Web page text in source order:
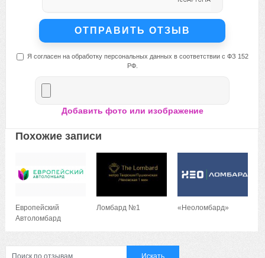
Я согласен на обработку персональных данных в соответствии с ФЗ 152
РФ.
Добавить фото или изображение
Похожие записи
Европейский
Автоломбард
Ломбард №1 «Неоломбард»